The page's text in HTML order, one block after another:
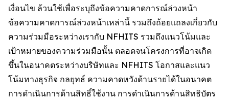
เงื่อนไข ล้วนใช้เพื่อระบุถึงข้อความคาดการณ์ล่วงหน้า
ข้อความคาดการณ์ล่วงหน้าเหล่านี้ รวมถึงถ้อยแถลงเกี่ยวกับ
ความร่วมมือระหว่างเรากับ NFHITS รวมถึงแนวโน้มและ
เป้าหมายของความร่วมมือนั้น ตลอดจนโครงการที่อาจเกิด
ขึ้นในอนาคตระหว่างบริษัทและ NFHITS โอกาสและแนว
โน้มทางธุรกิจ กลยุทธ์ ความคาดหวังด้านรายได้ในอนาคต
การดำเนินการด้านสิทธิ์ใช้งาน การดำเนินการด้านสิทธิบัตร